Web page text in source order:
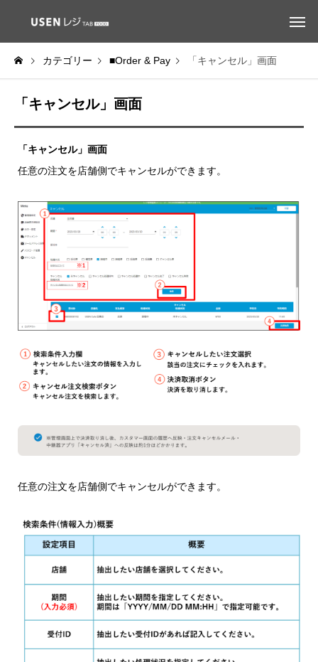
カテゴリー ■Order & Pay 「キャンセル」画面
「キャンセル」画面
「キャンセル」画面
任意の注文を店舗側でキャンセルができます。
任意の注文を店舗側でキャンセルができます。